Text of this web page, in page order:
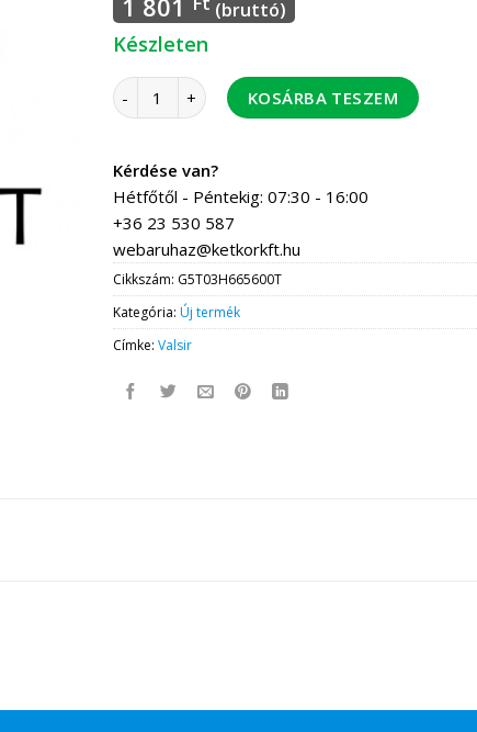
1 801 (bruttó)
Készleten
Valsir TH szűkített toldó 20-16 10 db / csomag,
KOSÁRBA TESZEM
Kérdése van?
Hétfőtől - Péntekig: 07:30 - 16:00
+36 23 530 587
webaruhaz@ketkorkft.hu
Cikkszám: G5T03H665600T
Kategória:Új termék
Címke:Valsir